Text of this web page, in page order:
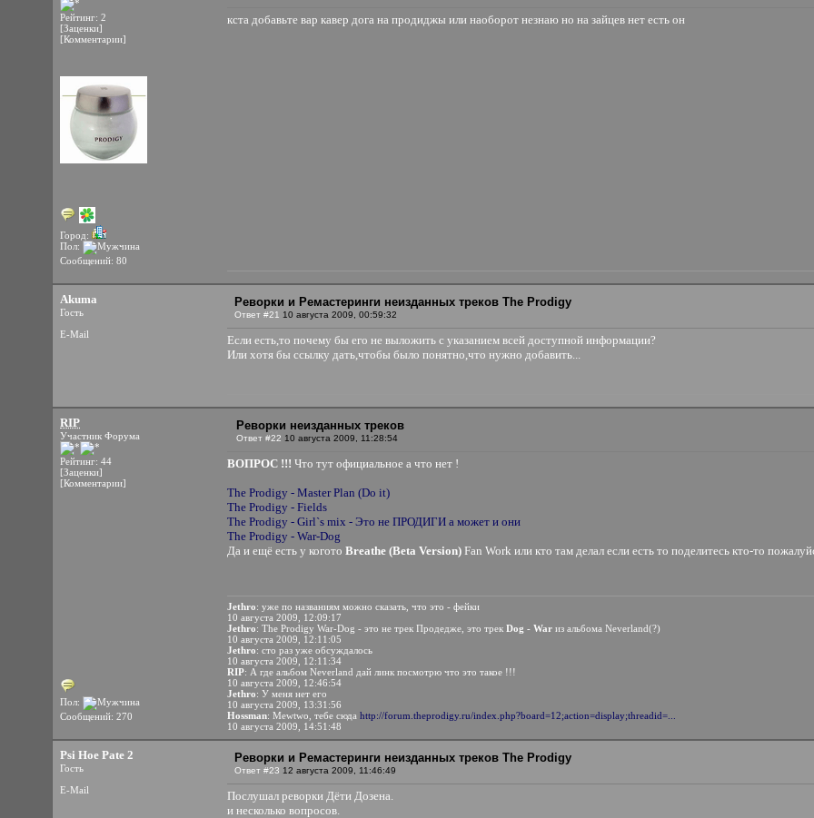
Рейтинг: 2
[Заценки]
[Комментарии]
Город:
Пол:
Сообщений: 80
кста добавьте вар кавер дога на продиджы или наоборот незнаю но на зайцев нет есть он
Akuma
Гость
E-Mail
Реворки и Ремастеринги неизданных треков The Prodigy
Ответ #21 10 августа 2009, 00:59:32
Если есть,то почему бы его не выложить с указанием всей доступной информации?
Или хотя бы ссылку дать,чтобы было понятно,что нужно добавить...
RIP
Участник Форума
Рейтинг: 44
[Заценки]
[Комментарии]
Пол:
Сообщений: 270
Реворки неизданных треков
Ответ #22 10 августа 2009, 11:28:54
ВОПРОС !!! Что тут официальное а что нет !
The Prodigy - Master Plan (Do it)
The Prodigy - Fields
The Prodigy - Girl`s mix - Это не ПРОДИГИ а может и они
The Prodigy - War-Dog
Да и ещё есть у когото Breathe (Beta Version) Fan Work или кто там делал если есть то поделитесь кто-то
Jethro: уже по названиям можно сказать, что это - фейки
10 августа 2009, 12:09:17
Jethro: The Prodigy War-Dog - это не трек Продедже, это трек Dog - War из альбома Neverland(?)
10 августа 2009, 12:11:05
Jethro: сто раз уже обсуждалось
10 августа 2009, 12:11:34
RIP: А где альбом Neverland дай линк посмотрю что это такое !!!
10 августа 2009, 12:46:54
Jethro: У меня нет его
10 августа 2009, 13:31:56
Hossman: Mewtwo, тебе сюда http://forum.theprodigy.ru/index.php?board=12;action=display;threadid=...
10 августа 2009, 14:51:48
Psi Hoe Pate 2
Гость
E-Mail
Реворки и Ремастеринги неизданных треков The Prodigy
Ответ #23 12 августа 2009, 11:46:49
Послушал реворки Дёти Дозена.
и несколько вопросов.